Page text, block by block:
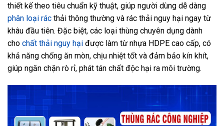
thiết kế theo tiêu chuẩn kỹ thuật, giúp người dùng dễ dàng
phân loại rác thải thông thường và rác thải nguy hại ngay từ
khâu đầu tiên. Đặc biệt, các loại thùng chuyên dụng dành
cho chất thải nguy hại được làm từ nhựa HDPE cao cấp, có
khả năng chống ăn mòn, chịu nhiệt tốt và đảm bảo kín khít,
giúp ngăn chặn rò rỉ, phát tán chất độc hại ra môi trường.